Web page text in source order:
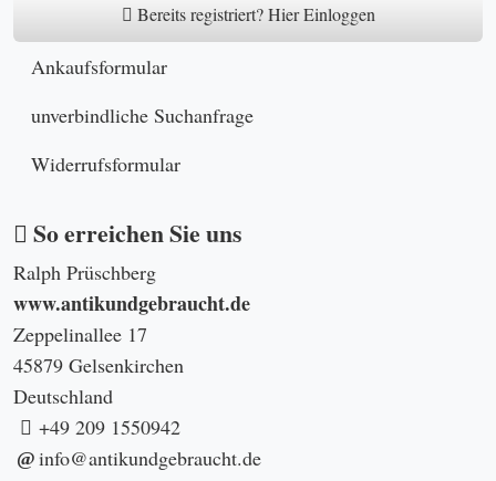
Bereits registriert? Hier Einloggen
Ankaufsformular
unverbindliche Suchanfrage
Widerrufsformular
So erreichen Sie uns
Ralph Prüschberg
www.antikundgebraucht.de
Zeppelinallee 17
45879 Gelsenkirchen
Deutschland
+49 209 1550942
info@antikundgebraucht.de